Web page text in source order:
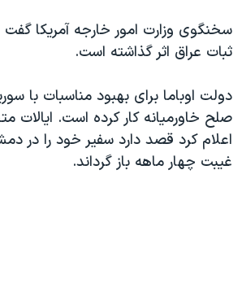
همایش محافظه‌کاران آمریکا «سی‌پک»
صفحه‌های ویژه
سخنگوی وزارت امور خارجه آمریکا
ثبات عراق اثر گذاشته است.
دولت اوباما برای بهبود مناسبات با
صلح خاورمیانه کار کرده است. ایالات
اعلام کرد قصد دارد سفیر خود را در
غیبت چهار ماهه باز گرداند.